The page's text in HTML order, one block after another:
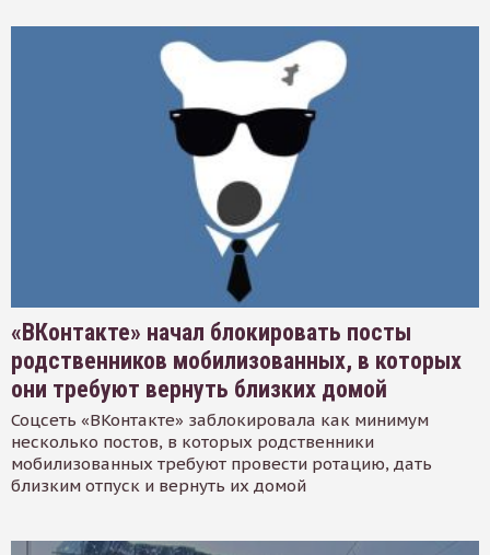
«ВКонтакте» начал блокировать посты
родственников мобилизованных, в которых
они требуют вернуть близких домой
Соцсеть «ВКонтакте» заблокировала как минимум
несколько постов, в которых родственники
мобилизованных требуют провести ротацию, дать
близким отпуск и вернуть их домой